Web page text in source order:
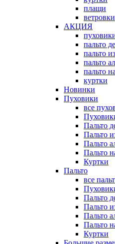
плащи
ветровки
АКЦИЯ
пальто
пальто
пальто
пальто
куртки
Новинки
Пуховики
все
Пальто
Пальто
Пальто
Пальто
Куртки
Пальто
все
Пальто
Пальто
Пальто
Пальто
Куртки